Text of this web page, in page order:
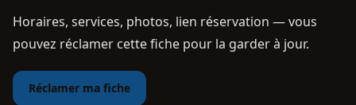
Horaires, services, photos, lien réservation — vous
pouvez réclamer cette fiche pour la garder à jour.
Réclamer ma fiche